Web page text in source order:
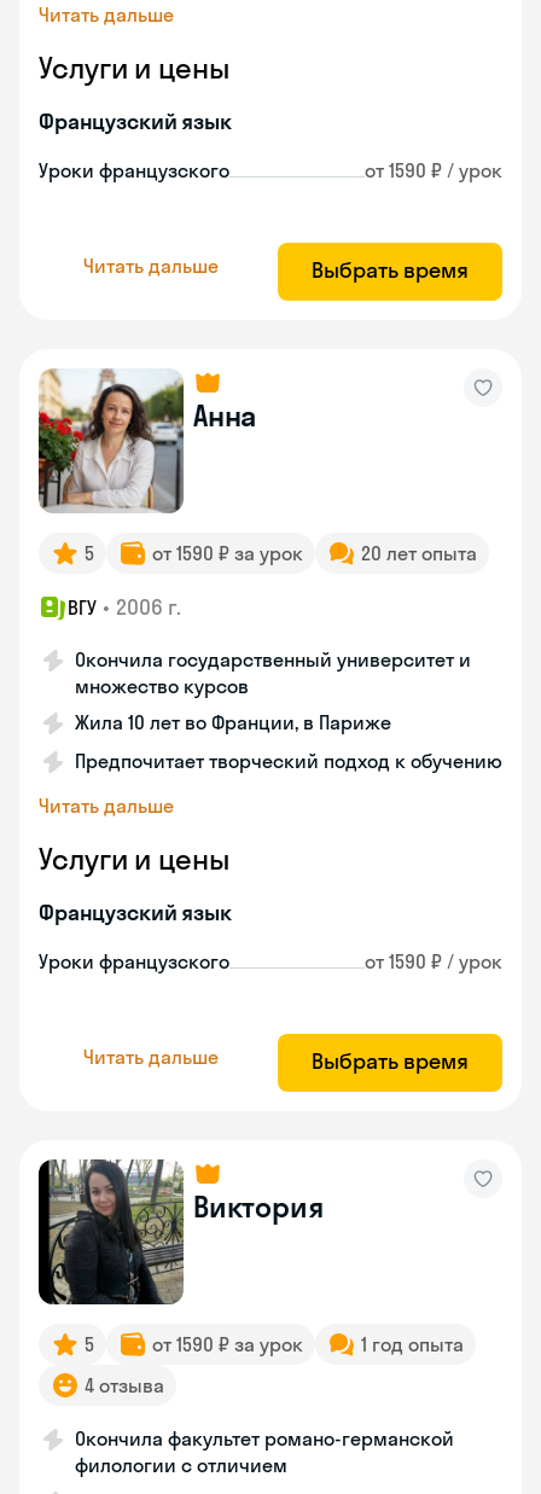
Читать дальше
Услуги и цены
Французский язык
Уроки французского от 1590 ₽ / урок
Читать дальше Выбрать время
Анна
5 от 1590 ₽ за урок 20 лет опыта
ВГУ • 2006 г.
Окончила государственный университет и
множество курсов
Жила 10 лет во Франции, в Париже
Предпочитает творческий подход к обучению
Читать дальше
Услуги и цены
Французский язык
Уроки французского от 1590 ₽ / урок
Читать дальше Выбрать время
Виктория
5 от 1590 ₽ за урок
1 год опыта
4 отзыва
Окончила факультет романо-германской
филологии с отличием